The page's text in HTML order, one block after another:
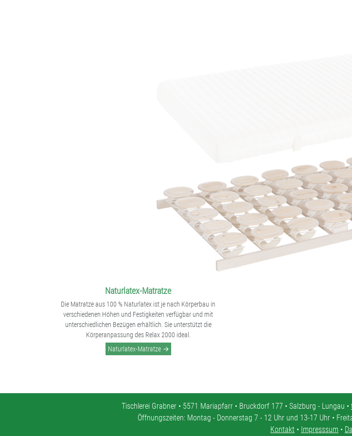
Naturlatex-Matratze
Die Matratze aus 100 % Naturlatex ist je nach Körperbau in
verschiedenen Höhen und Festigkeiten verfügbar und mit
unterschiedlichen Bezügen erhältlich. Sie unterstützt die
Körperanpassung des Relax 2000 ideal.
Naturlatex-Matratze
Tischlerei Grabner • 5571 Mariapfarr • Bruckdorf 177 • Salzburg - Lungau •
Öffnungszeiten: Montag - Donnerstag 7 - 12 Uhr und 13-17 Uhr •
Kontakt • Impresssum •